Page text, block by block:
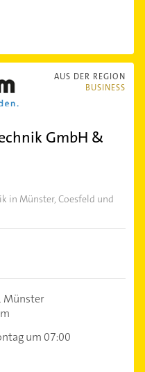
AUS DER REGION
BUSINESS
GmbH &
in Münster, Coesfeld und
Münster
um 07:00